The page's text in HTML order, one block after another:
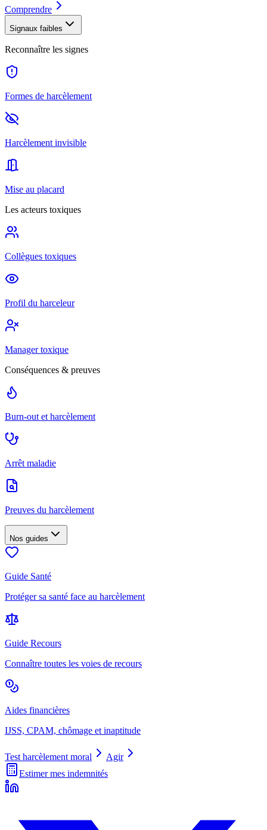
Comprendre
Signaux faibles
Reconnaître les signes
Formes de harcèlement
Harcèlement invisible
Mise au placard
Les acteurs toxiques
Collègues toxiques
Profil du harceleur
Manager toxique
Conséquences & preuves
Burn-out et harcèlement
Arrêt maladie
Preuves du harcèlement
Nos guides
Guide Santé
Protéger sa santé face au harcèlement
Guide Recours
Connaître toutes les voies de recours
Aides financières
IJSS, CPAM, chômage et inaptitude
Test harcèlement moral
Agir
Estimer mes indemnités